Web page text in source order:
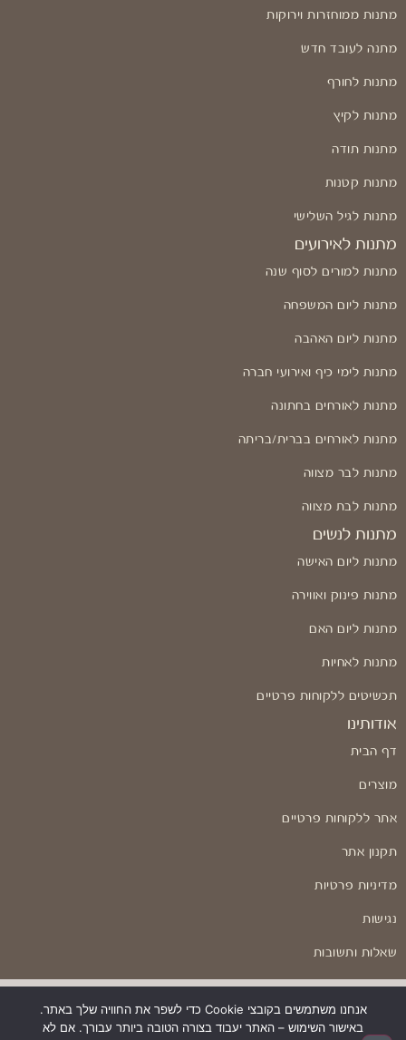
מתנות ממוחזרות וירוקות
מתנה לעובד חדש
מתנות לחורף
מתנות לקיץ
מתנות תודה
מתנות קטנות
מתנות לגיל השלישי
מתנות לאירועים
מתנות למורים לסוף שנה
מתנות ליום המשפחה
מתנות ליום האהבה
מתנות לימי כיף ואירועי חברה
מתנות לאורחים בחתונה
מתנות לאורחים בברית/בריתה
מתנות לבר מצווה
מתנות לבת מצווה
מתנות לנשים
מתנות ליום האישה
מתנות פינוק ואווירה
מתנות ליום האם
מתנות לאחיות
תכשיטים ללקוחות פרטיים
אודותינו
דף הבית
מוצרים
אתר ללקוחות פרטיים
תקנון אתר
מדיניות פרטיות
נגישות
שאלות ותשובות
אנחנו משתמשים בקובצי Cookie כדי לשפר את החוויה שלך באתר.
באישור השימוש – האתר יעבוד בצורה הטובה ביותר עבורך. אם לא